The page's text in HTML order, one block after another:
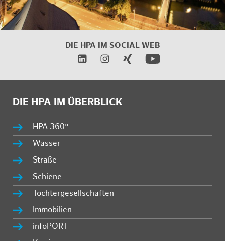
DIE HPA IM SOCIAL WEB
DIE HPA IM ÜBERBLICK
HPA 360°
Wasser
Straße
Schiene
Tochtergesellschaften
Immobilien
infoPORT